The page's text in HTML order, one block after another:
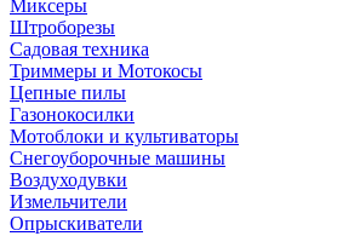
Миксеры
Штроборезы
Садовая техника
Триммеры и Мотокосы
Цепные пилы
Газонокосилки
Мотоблоки и культиваторы
Снегоуборочные машины
Воздуходувки
Измельчители
Опрыскиватели